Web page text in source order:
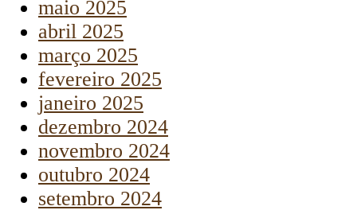
maio 2025
abril 2025
março 2025
fevereiro 2025
janeiro 2025
dezembro 2024
novembro 2024
outubro 2024
setembro 2024